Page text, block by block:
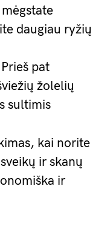
daugiau ryžių
Prieš pat
žolelių
sultimis
kai norite
ir skanų
ir